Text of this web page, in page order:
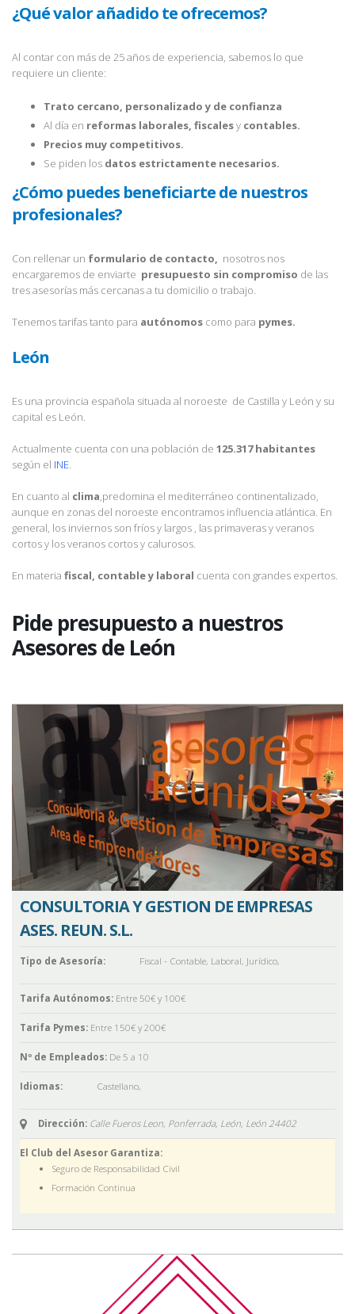
¿Qué valor añadido te ofrecemos?
Al contar con más de 25 años de experiencia, sabemos lo que
requiere un cliente:
Trato cercano, personalizado y de confianza
Al día en reformas laborales, fiscalesy contables.
Precios muy competitivos.
Se piden los datos estrictamente necesarios.
¿Cómo puedes beneficiarte de nuestros
profesionales?
Con rellenar un formulario de contacto, nosotros nos
encargaremos de enviarte presupuesto sin compromiso de las
tres asesorías más cercanas a tu domicilio o trabajo.
Tenemos tarifas tanto para autónomos como para pymes.
León
Es una provincia española situada al noroeste de Castilla y León y su
capital es León.
Actualmente cuenta con una población de 125.317 habitantes
según el INE.
En cuanto al clima,predomina el mediterráneo continentalizado,
aunque en zonas del noroeste encontramos influencia atlántica. En
general, los inviernos son fríos y largos , las primaveras y veranos
cortos y los veranos cortos y calurosos.
En materia fiscal, contable y laboral cuenta con grandes expertos.
Pide presupuesto a nuestros
Asesores de León
CONSULTORIA Y GESTION DE EMPRESAS
ASES. REUN. S.L.
Tipo de Asesoría: Fiscal - Contable, Laboral, Jurídico,
Tarifa Autónomos: Entre 50€ y 100€
Tarifa Pymes: Entre 150€ y 200€
Nº de Empleados: De 5 a 10
Idiomas: Castellano,
Dirección: Calle Fueros Leon, Ponferrada, León, León 24402
El Club del Asesor Garantiza:
Seguro de Responsabilidad Civil
Formación Continua